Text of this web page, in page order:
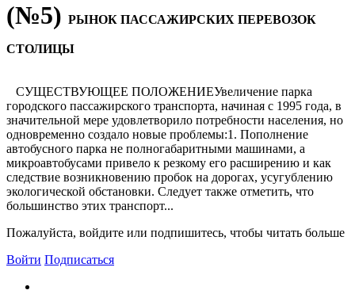
(№5) РЫНОК ПАССАЖИРСКИХ ПЕРЕВОЗОК
СТОЛИЦЫ
СУЩЕСТВУЮЩЕЕ ПОЛОЖЕНИЕУвеличение парка
городского пассажирского транспорта, начиная с 1995 года, в
значительной мере удовлетворило потребности населения, но
одновременно создало новые проблемы:1. Пополнение
автобусного парка не полногабаритными машинами, а
микроавтобусами привело к резкому его расширению и как
следствие возникновению пробок на дорогах, усугублению
экологической обстановки. Следует также отметить, что
большинство этих транспорт...
Пожалуйста, войдите или подпишитесь, чтобы читать больше
Войти Подписаться